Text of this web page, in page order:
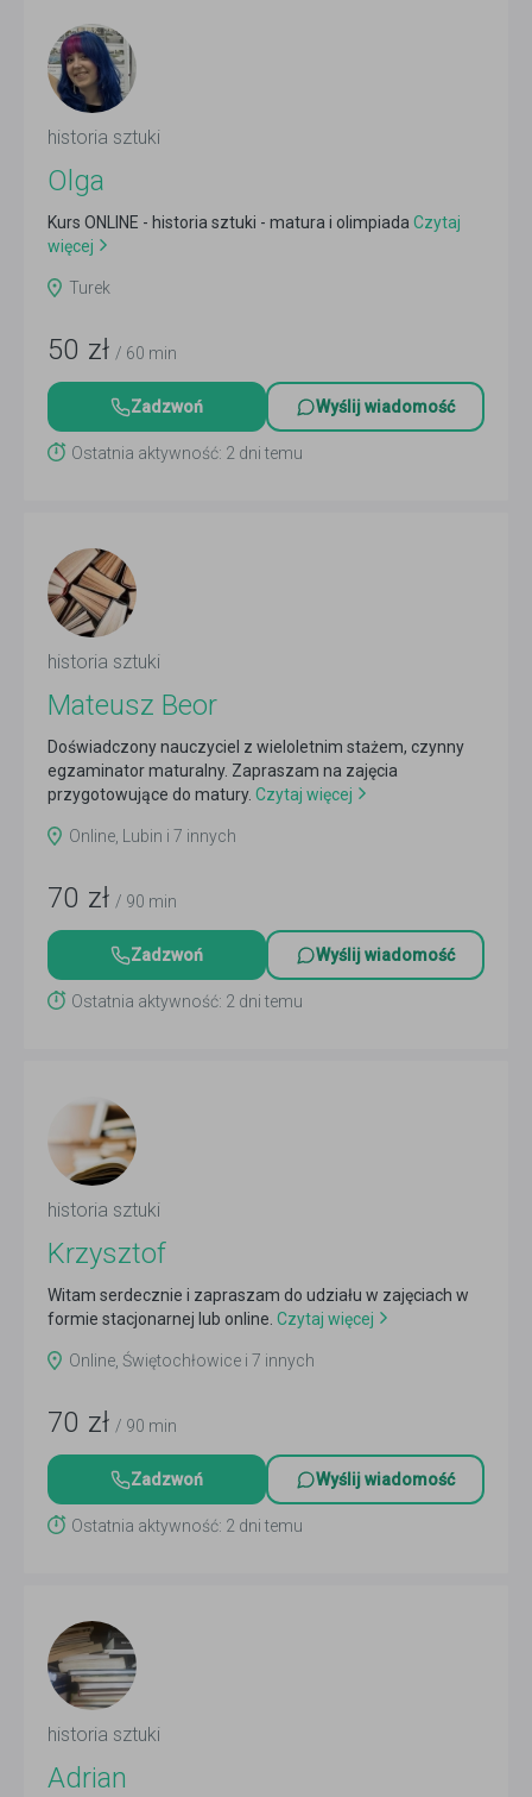
historia sztuki
Olga
Kurs ONLINE - historia sztuki - matura i olimpiada Czytaj
więcej
Turek
50 zł / 60 min
Zadzwoń Wyślij wiadomość
Ostatnia aktywność: 2 dni temu
historia sztuki
Mateusz Beor
Doświadczony nauczyciel z wieloletnim stażem, czynny
egzaminator maturalny. Zapraszam na zajęcia
przygotowujące do matury. Czytaj więcej
Online, Lubin i 7 innych
70 zł / 90 min
Zadzwoń Wyślij wiadomość
Ostatnia aktywność: 2 dni temu
historia sztuki
Krzysztof
Witam serdecznie i zapraszam do udziału w zajęciach w
formie stacjonarnej lub online. Czytaj więcej
Online, Świętochłowice i 7 innych
70 zł / 90 min
Zadzwoń Wyślij wiadomość
Ostatnia aktywność: 2 dni temu
historia sztuki
Adrian